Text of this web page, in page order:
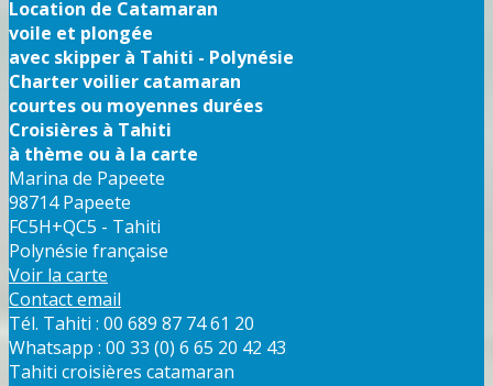
Location de Catamaran
voile et plongée
avec skipper à Tahiti - Polynésie
Charter voilier catamaran
courtes ou moyennes durées
Croisières à Tahiti
à thème ou à la carte
Marina de Papeete
98714 Papeete
FC5H+QC5 - Tahiti
Polynésie française
Voir la carte
Contact email
Tél. Tahiti : 00 689 87 74 61 20
Whatsapp : 00 33 (0) 6 65 20 42 43
Tahiti croisières catamaran